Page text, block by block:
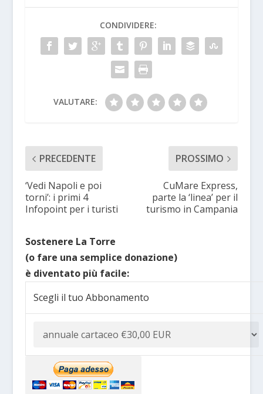
CONDIVIDERE:
VALUTARE:
PRECEDENTE
‘Vedi Napoli e poi
torni’: i primi 4
Infopoint per i turisti
PROSSIMO
CuMare Express,
parte la ‘linea’ per il
turismo in Campania
Sostenere La Torre
(o fare una semplice donazione)
è diventato più facile:
Scegli il tuo Abbonamento